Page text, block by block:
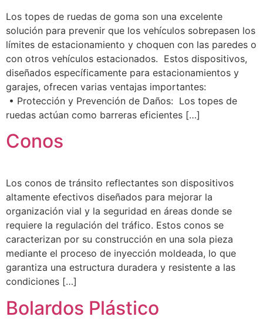
Los topes de ruedas de goma son una excelente
solución para prevenir que los vehículos sobrepasen los
límites de estacionamiento y choquen con las paredes o
con otros vehículos estacionados. Estos dispositivos,
diseñados específicamente para estacionamientos y
garajes, ofrecen varias ventajas importantes:
• Protección y Prevención de Daños: Los topes de
ruedas actúan como barreras eficientes […]
Conos
Los conos de tránsito reflectantes son dispositivos
altamente efectivos diseñados para mejorar la
organización vial y la seguridad en áreas donde se
requiere la regulación del tráfico. Estos conos se
caracterizan por su construcción en una sola pieza
mediante el proceso de inyección moldeada, lo que
garantiza una estructura duradera y resistente a las
condiciones […]
Bolardos Plástico